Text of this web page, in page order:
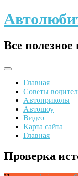
Skip
to
Все полезное
Главная
Советы
Автоприколы
Автошоу
Видео
Карта сайта
Главная
Проверка